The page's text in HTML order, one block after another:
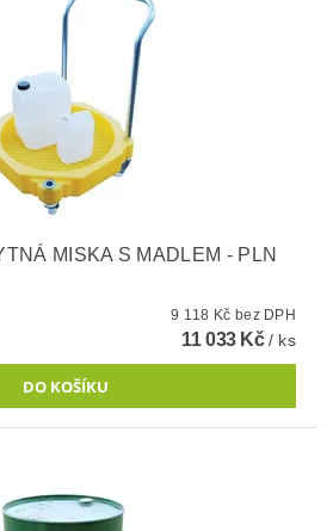
MISKA S MADLEM - PLN
9 118 Kč bez DPH
11 033 Kč/ ks